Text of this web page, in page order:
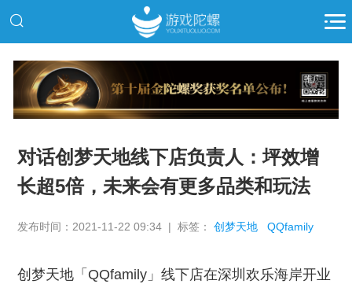
推广
对话创梦天地线下店负责人：坪效增
长超5倍，未来会有更多品类和玩法
发布时间：2021-11-22 09:34 | 标签：创梦天地 QQfamily
创梦天地「QQfamily」线下店在深圳欢乐海岸开业